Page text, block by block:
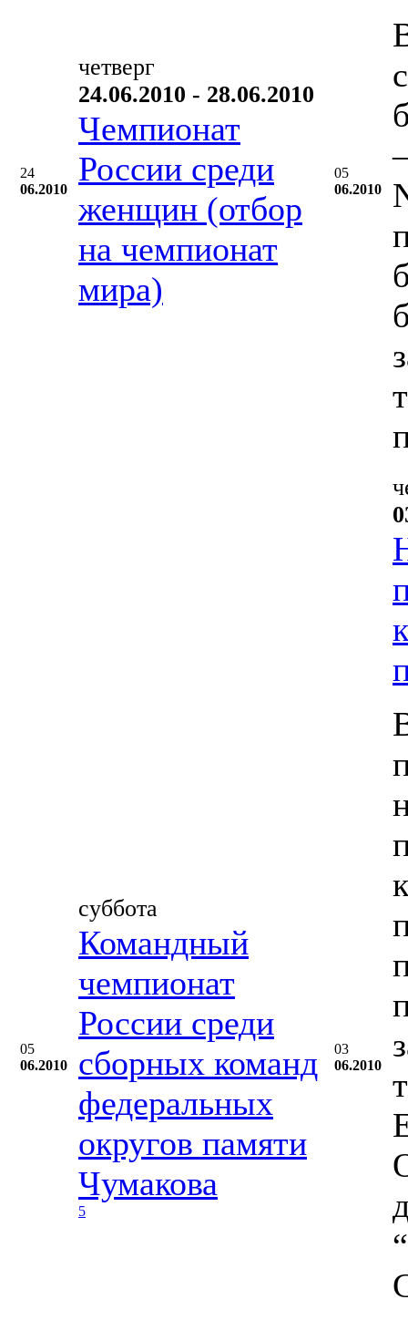
24
06.2010
четверг
24.06.2010 - 28.06.2010
Чемпионат
России среди
женщин (отбор
на чемпионат
мира)
05
06.2010
05
06.2010
суббота
Командный
чемпионат
России среди
сборных команд
федеральных
округов памяти
Чумакова
5
03
06.2010